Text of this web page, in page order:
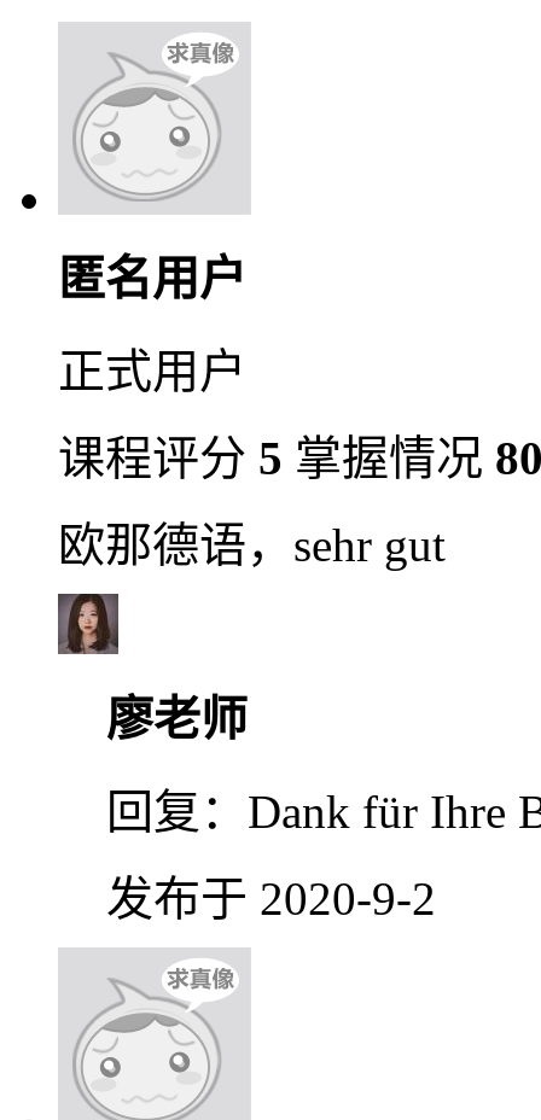
匿名用户
正式用户
课程评分 5 掌握情况
欧那德语，sehr gut
廖老师
回复： Dank für Ihre
发布于 2020-9-2